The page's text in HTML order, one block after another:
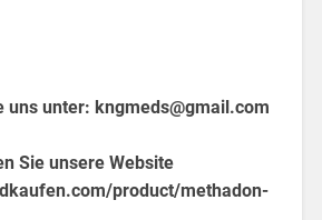
uns unter: kngmeds@gmail.com
Sie unsere Website
product/methadon-